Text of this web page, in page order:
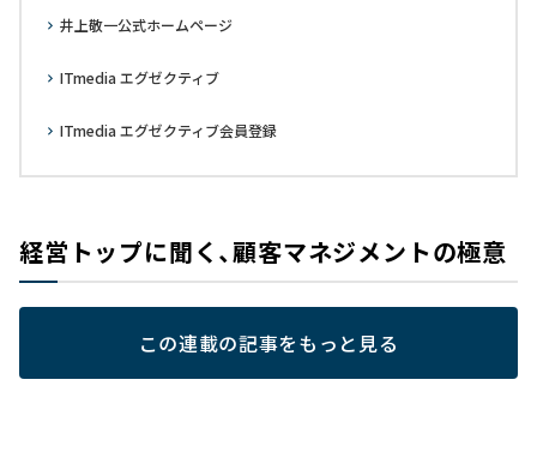
井上敬一公式ホームページ
ITmedia エグゼクティブ
ITmedia エグゼクティブ会員登録
経営トップに聞く、顧客マネジメントの極意
この連載の記事をもっと見る